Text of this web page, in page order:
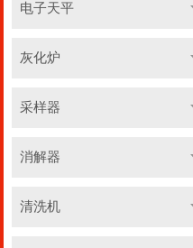
电子天平
灰化炉
采样器
消解器
清洗机